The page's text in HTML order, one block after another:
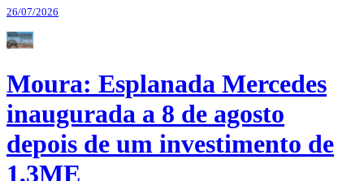
26/07/2026
Moura: Esplanada Mercedes
inaugurada a 8 de agosto
depois de um investimento de
1,3ME